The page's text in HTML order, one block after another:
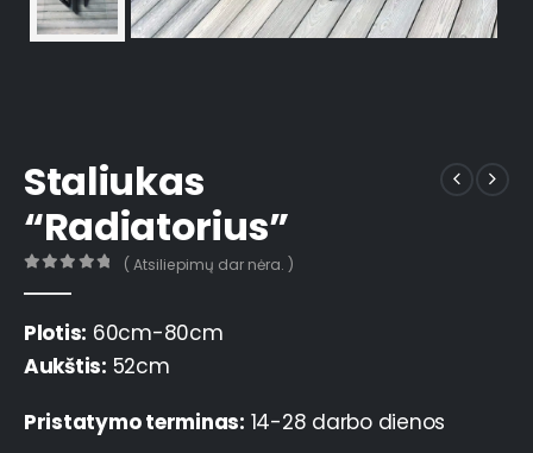
Staliukas
“Radiatorius”
( Atsiliepimų dar nėra. )
Plotis: 60cm-80cm
Aukštis: 52cm
Pristatymo terminas: 14-28 darbo dienos